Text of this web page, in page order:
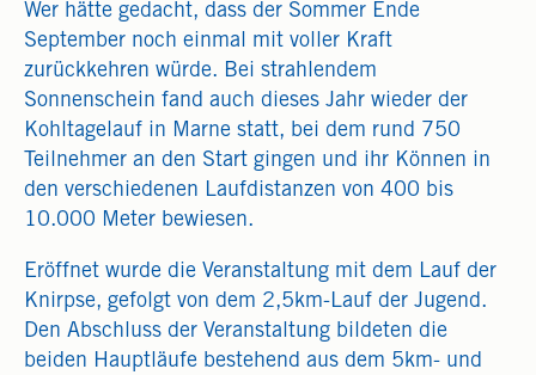
Wer hätte gedacht, dass der Sommer Ende
September noch einmal mit voller Kraft
zurückkehren würde. Bei strahlendem
Sonnenschein fand auch dieses Jahr wieder der
Kohltagelauf in Marne statt, bei dem rund 750
Teilnehmer an den Start gingen und ihr Können in
den verschiedenen Laufdistanzen von 400 bis
10.000 Meter bewiesen.
Eröffnet wurde die Veranstaltung mit dem Lauf der
Knirpse, gefolgt von dem 2,5km-Lauf der Jugend.
Den Abschluss der Veranstaltung bildeten die
beiden Hauptläufe bestehend aus dem 5km- und